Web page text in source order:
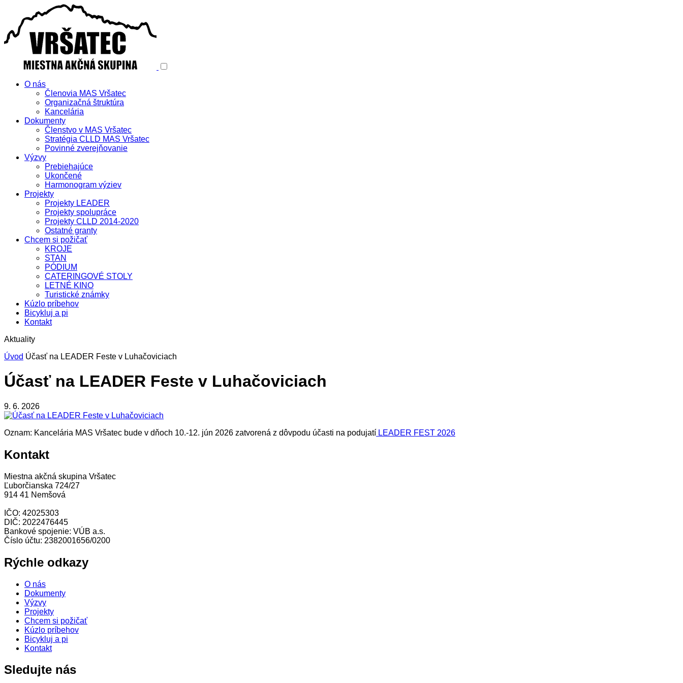
O nás
Členovia MAS Vršatec
Organizačná štruktúra
Kancelária
Dokumenty
Členstvo v MAS Vršatec
Stratégia CLLD MAS Vršatec
Povinné zverejňovanie
Výzvy
Prebiehajúce
Ukončené
Harmonogram výziev
Projekty
Projekty LEADER
Projekty spolupráce
Projekty CLLD 2014-2020
Ostatné granty
Chcem si požičať
KROJE
STAN
PÓDIUM
CATERINGOVÉ STOLY
LETNÉ KINO
Turistické známky
Kúzlo príbehov
Bicykluj a pi
Kontakt
Aktuality
Úvod Účasť na LEADER Feste v Luhačoviciach
Účasť na LEADER Feste v Luhačoviciach
9. 6. 2026
Oznam: Kancelária MAS Vršatec bude v dňoch 10.-12. jún 2026 zatvorená z dôvpodu účasti na podujatí LEADER FEST 2026
Kontakt
Miestna akčná skupina Vršatec
Ľuborčianska 724/27
914 41 Nemšová
IČO: 42025303
DIČ: 2022476445
Bankové spojenie: VÚB a.s.
Číslo účtu: 2382001656/0200
Rýchle odkazy
O nás
Dokumenty
Výzvy
Projekty
Chcem si požičať
Kúzlo príbehov
Bicykluj a pi
Kontakt
Sledujte nás